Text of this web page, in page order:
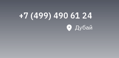
+7 (499) 490 61 24
Дубай